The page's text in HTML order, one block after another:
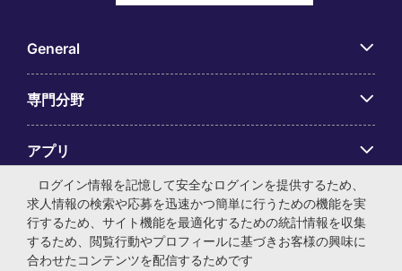
General
専門分野
アプリ
Employer Centre
ログイン情報を記憶して安全なログインを提供するため、
求人情報の検索や応募を迅速かつ簡単に行うための機能を実
行するため、サイト機能を最適化するための統計情報を収集
するため、閲覧行動やプロフィールに基づきお客様の興味に
合わせたコンテンツを配信するためです